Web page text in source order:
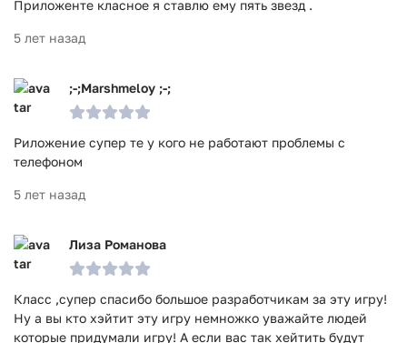
Приложенте класное я ставлю ему пять звезд .
5 лет назад
;-;Marshmeloy ;-;
Риложение супер те у кого не работают проблемы с
телефоном
5 лет назад
Лиза Романова
Класс ,супер спасибо большое разработчикам за эту игру!
Ну а вы кто хэйтит эту игру немножко уважайте людей
которые придумали игру! А если вас так хейтить будут